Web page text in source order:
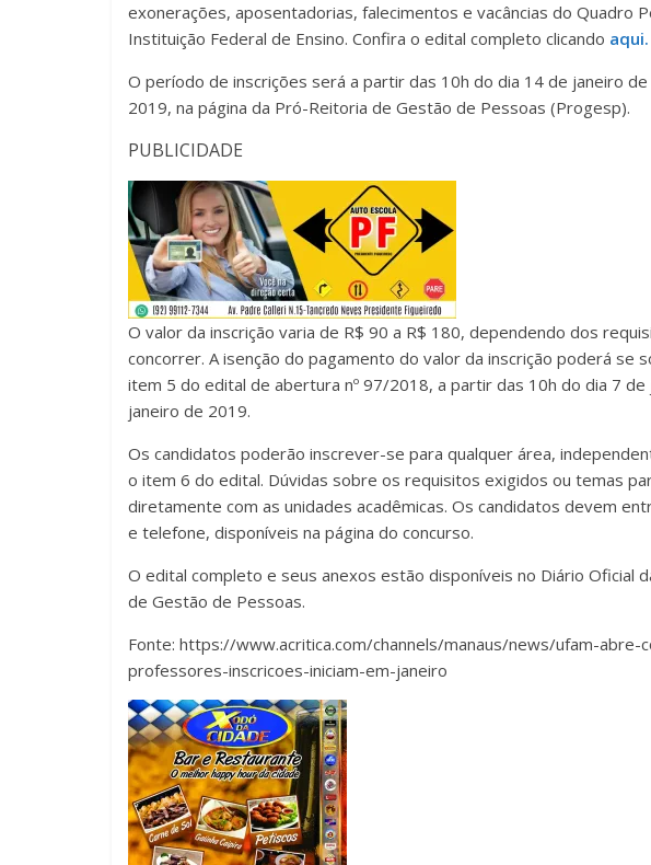
exonerações, aposentadorias, falecimentos e vacâncias do Quadro
Instituição Federal de Ensino. Confira o edital completo clicando aqui.
O período de inscrições será a partir das 10h do dia 14 de janeiro
2019, na página da Pró-Reitoria de Gestão de Pessoas (Progesp).
PUBLICIDADE
O valor da inscrição varia de R$ 90 a R$ 180, dependendo dos
concorrer. A isenção do pagamento do valor da inscrição poderá se
item 5 do edital de abertura nº 97/2018, a partir das 10h do dia 7
janeiro de 2019.
Os candidatos poderão inscrever-se para qualquer área,
o item 6 do edital. Dúvidas sobre os requisitos exigidos ou temas
diretamente com as unidades acadêmicas. Os candidatos devem
e telefone, disponíveis na página do concurso.
O edital completo e seus anexos estão disponíveis no Diário Oficial
de Gestão de Pessoas.
Fonte: https://www.acritica.com/channels/manaus/news/ufam-abre-
professores-inscricoes-iniciam-em-janeiro